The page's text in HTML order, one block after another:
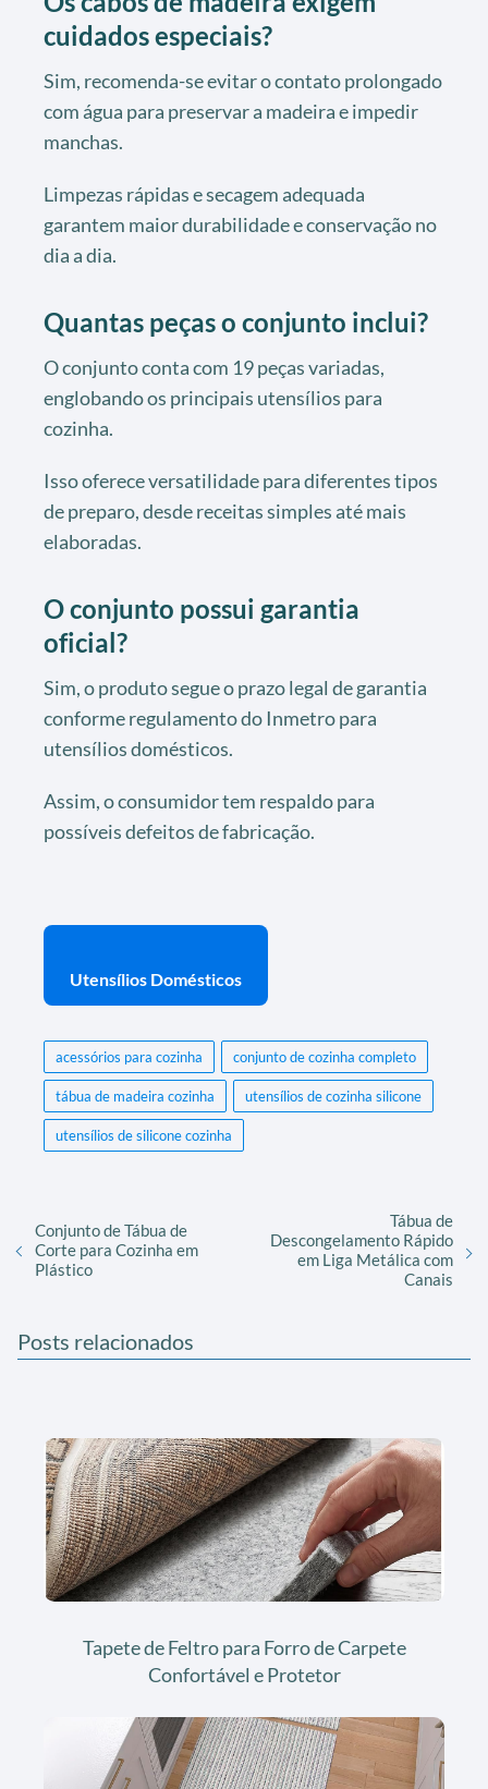
cuidados especiais?
Sim, recomenda-se evitar o contato prolongado
com água para preservar a madeira e impedir
manchas.
Limpezas rápidas e secagem adequada
garantem maior durabilidade e conservação no
dia a dia.
Quantas peças o conjunto inclui?
O conjunto conta com 19 peças variadas,
englobando os principais utensílios para
cozinha.
Isso oferece versatilidade para diferentes tipos
de preparo, desde receitas simples até mais
elaboradas.
O conjunto possui garantia
oficial?
Sim, o produto segue o prazo legal de garantia
conforme regulamento do Inmetro para
utensílios domésticos.
Assim, o consumidor tem respaldo para
possíveis defeitos de fabricação.
Utensílios Domésticos
acessórios para cozinha conjunto de cozinha completo
tábua de madeira cozinha utensílios de cozinha silicone
utensílios de silicone cozinha
Conjunto de Tábua de
Corte para Cozinha em
Plástico
Tábua de
Descongelamento Rápido
em Liga Metálica com
Canais
Posts relacionados
Tapete de Feltro para Forro de Carpete
Confortável e Protetor